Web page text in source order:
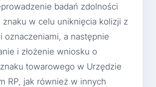
badań zdolności
znaku w celu uniknięcia kolizji z
oznaczeniami, a następnie
i złożenie wniosku o
towarowego w Urzędzie
RP, jak również w innych